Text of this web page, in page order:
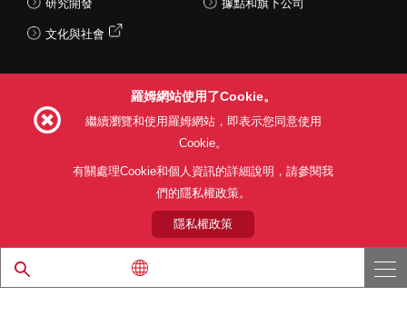
研究開發
文化與社會
據點和旗下公司
利用目的 隱私權政策
關於本公司產品銷售之標準條款(PDF)
© 1997 - 2026 ROHM CO., LTD. ALL RIGHTS RESERVED.
羅姆網站使用了Cookie。
繼續瀏覽和使用羅姆網站，即表示您同意使用
Cookie。
有關處理Cookie和個人資訊的詳細說明，請參閱我
們的隱私權政策。
隱私權政策